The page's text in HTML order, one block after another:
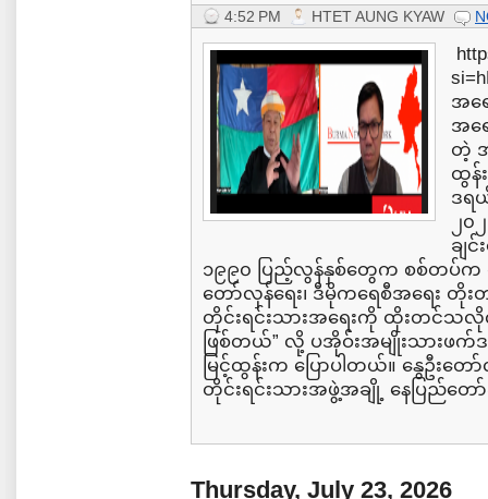
4:52 PM HTET AUNG KYAW
အရ
အရ
တဲ့ အ
ထွန်
ဒရ
၂
ချ
၁၉၉၀ ပြည့်လွန်နှစ်တွေက စစ်တပ်က
တော်လှန်ရေး၊ ဒီမိုကရေစီအရေး
တိုင်းရင်းသားအရေးကို ထိုးတင်
ဖြစ်တယ်” လို့ ပအိုဝ်းအမျိုးသားဖက်ဒ
မြင့်ထွန်းက ပြောပါတယ်။ နွေဦးတေ
တိုင်းရင်းသားအဖွဲ့အချို့ နေပြည်တော်
Thursday, July 23, 2026